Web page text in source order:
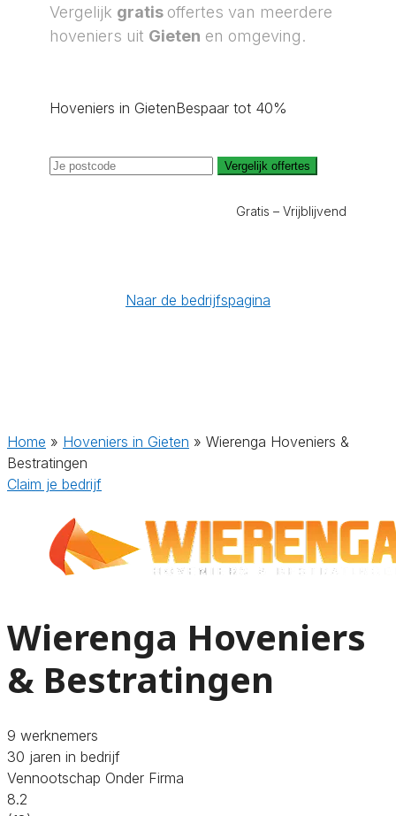
Vergelijk gratis offertes van meerdere
hoveniers uit Gieten en omgeving.
Hoveniers in GietenBespaar tot 40%
Vergelijk offertes
Gratis – Vrijblijvend
Naar de bedrijfspagina
Home » Hoveniers in Gieten » Wierenga Hoveniers &
Bestratingen
Claim je bedrijf
Wierenga Hoveniers
& Bestratingen
9 werknemers
30 jaren in bedrijf
Vennootschap Onder Firma
8.2